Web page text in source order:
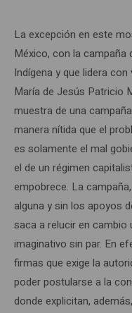
La excepción en este
México, con la campaña
Indígena y que lidera
María de Jesús Patricio
muestra de una
manera nítida que el
es solamente el mal
el de un régimen
empobrece. La
alguna y sin los apoyos
saca a relucir en cambio
imaginativo sin par. En
firmas que exige la
poder postularse a la
donde explicitan,